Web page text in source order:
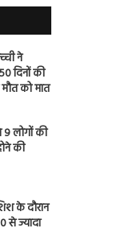
ने
दिनों की
को मात
9 लोगों की
की
के दौरान
से ज्यादा